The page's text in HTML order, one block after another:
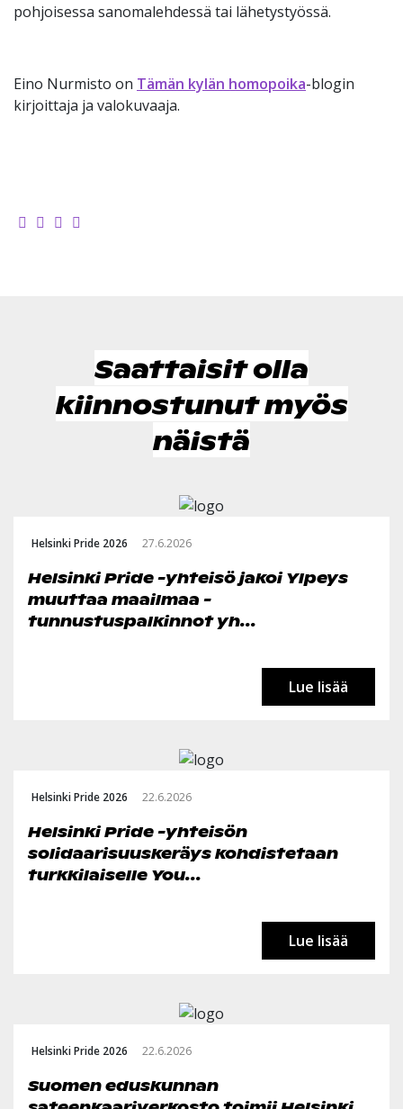
pohjoisessa sanomalehdessä tai lähetystyössä.
Eino Nurmisto on Tämän kylän homopoika-blogin
kirjoittaja ja valokuvaaja.
Saattaisit olla
kiinnostunut myös
näistä
Helsinki Pride 2026 27.6.2026
Helsinki Pride -yhteisö jakoi Ylpeys
muuttaa maailmaa -
tunnustuspalkinnot yh...
Lue lisää
Helsinki Pride 2026 22.6.2026
Helsinki Pride -yhteisön
solidaarisuuskeräys kohdistetaan
turkkilaiselle You...
Lue lisää
Helsinki Pride 2026 22.6.2026
Suomen eduskunnan